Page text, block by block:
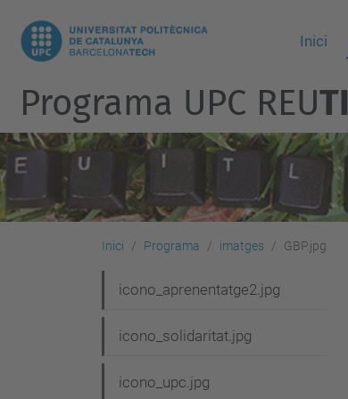
Inici
Programa UPC REUTI
Inici Programa imatges GBP.jpg
a
v
icono_aprenentatge2.jpg
icono_solidaritat.jpg
icono_upc.jpg